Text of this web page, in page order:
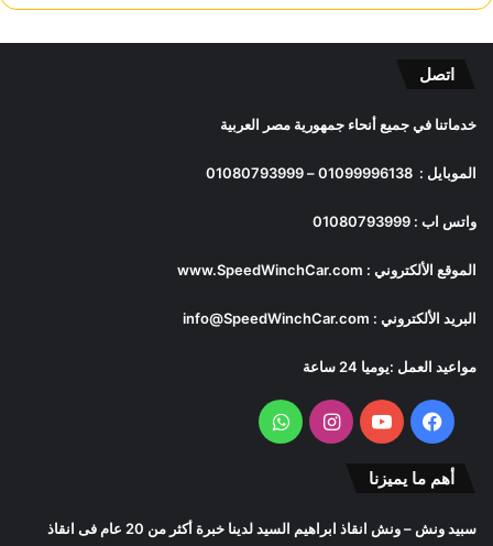
اتصل
خدماتنا في جميع أنحاء جمهورية مصر العربية
الموبايل : 01099996138
–
01080793999
واتس اب : 01080793999
الموقع الألكتروني : www.SpeedWinchCar.com
البريد الألكتروني : info@SpeedWinchCar.com
مواعيد العمل :يوميا 24 ساعة
فيسبوكيوتيوب انستقرامواتساب
أهم ما يميزنا
سبيد ونش
– ونش انقاذ ابراهيم السيد لدينا خبرة أكثر من 20 عام فى انقاذ